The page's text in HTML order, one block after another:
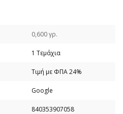
0,600 γρ.
1 Τεμάχια
Τιμή με ΦΠΑ 24%
Google
840353907058